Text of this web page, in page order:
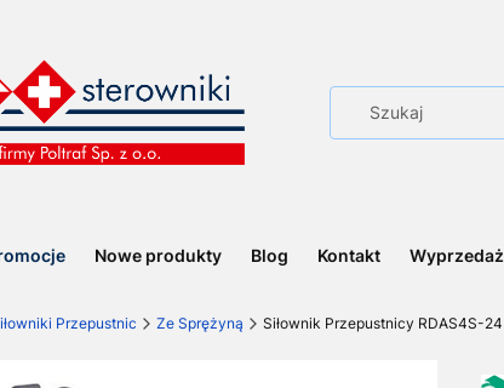
Nowe produkty Blog Kontakt Wyprzedaż
Przepustnic Ze Sprężyną Siłownik Przepustnicy RDAS4S-24